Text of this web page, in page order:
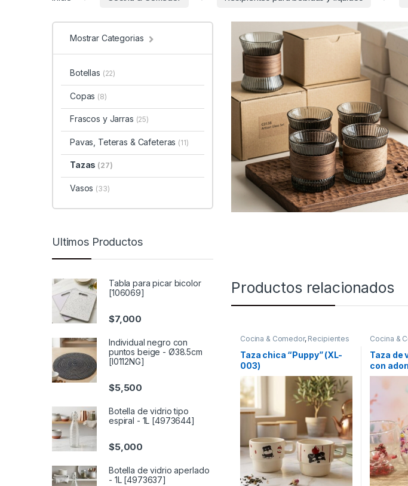
Productos relacionados
Cocina & Comedor, Recipientes
para bebidas y líquidos
,Tazas
Taza chica “Puppy” (XL-
003)
Cocina &
para
Taza de
con
200mL
Mostrar Categorias
Botellas (22)
Copas (8)
Frascos y Jarras (25)
Pavas, Teteras & Cafeteras (11)
Tazas (27)
Vasos (33)
Ultimos Productos
Tabla para picar bicolor
[106069]
$7,000
Individual negro con
puntos beige - Ø38.5cm
[I0112NG]
$5,500
Botella de vidrio tipo
espiral - 1L [4973644]
$5,000
Botella de vidrio aperlado
- 1L [4973637]